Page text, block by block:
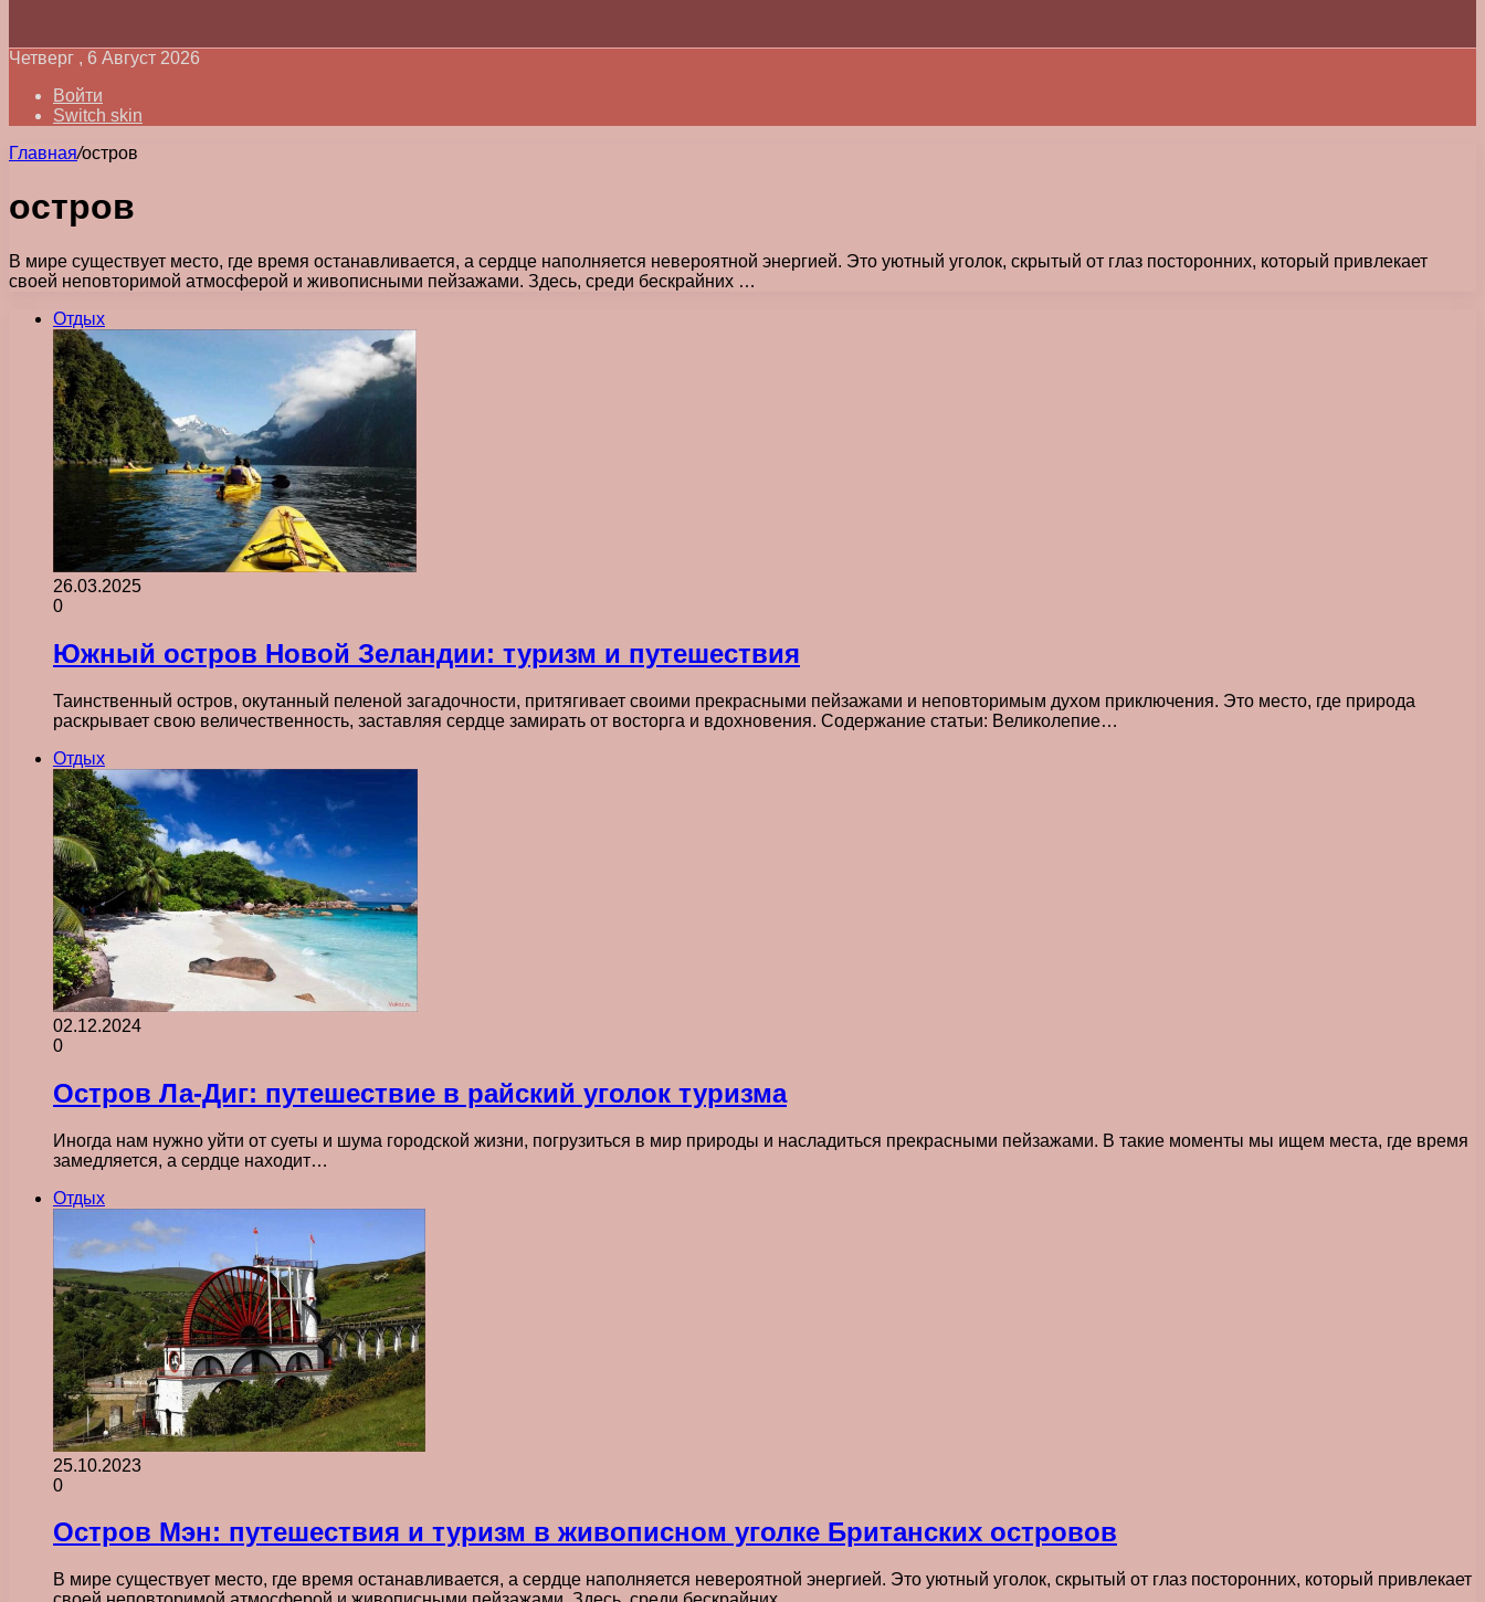
Четверг , 6 Август 2026
Войти
Switch skin
Главная/остров
остров
В мире существует место, где время останавливается, а сердце наполняется невероятной энергией. Это уютный уголок, скрытый от глаз посторонних, который привлекает
своей неповторимой атмосферой и живописными пейзажами. Здесь, среди бескрайних …
Отдых
26.03.2025
0
Южный остров Новой Зеландии: туризм и путешествия
Таинственный остров, окутанный пеленой загадочности, притягивает своими прекрасными пейзажами и неповторимым духом приключения. Это место, где природа
раскрывает свою величественность, заставляя сердце замирать от восторга и вдохновения. Содержание статьи: Великолепие…
Отдых
02.12.2024
0
Остров Ла-Диг: путешествие в райский уголок туризма
Иногда нам нужно уйти от суеты и шума городской жизни, погрузиться в мир природы и насладиться прекрасными пейзажами. В такие моменты мы ищем места, где время
замедляется, а сердце находит…
Отдых
25.10.2023
0
Остров Мэн: путешествия и туризм в живописном уголке Британских островов
В мире существует место, где время останавливается, а сердце наполняется невероятной энергией. Это уютный уголок, скрытый от глаз посторонних, который привлекает